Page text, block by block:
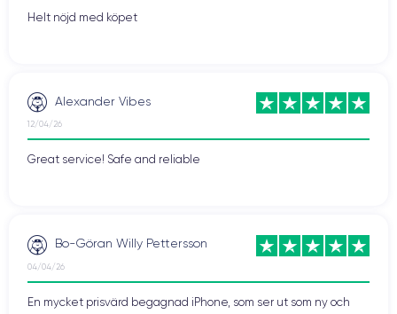
Helt nöjd med köpet
Alexander Vibes
12/04/26
Great service! Safe and reliable
Bo-Göran Willy Pettersson
04/04/26
En mycket prisvärd begagnad iPhone, som ser ut som ny och